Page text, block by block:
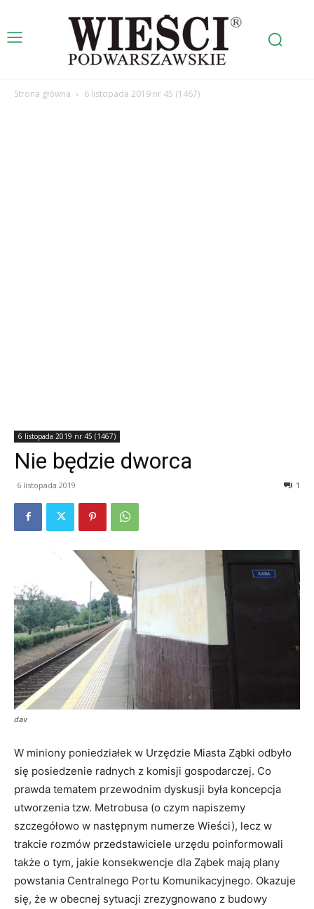
Strona główna 6 listopada 2019 nr 45 (1467)
6 listopada 2019 nr 45 (1467)
Nie będzie dworca
6 listopada 2019 1
dav
W miniony poniedziałek w Urzędzie Miasta Ząbki odbyło
się posiedzenie radnych z komisji gospodarczej. Co
prawda tematem przewodnim dyskusji była koncepcja
utworzenia tzw. Metrobusa (o czym napiszemy
szczegółowo w następnym numerze Wieści), lecz w
trakcie rozmów przedstawiciele urzędu poinformowali
także o tym, jakie konsekwencje dla Ząbek mają plany
powstania Centralnego Portu Komunikacyjnego. Okazuje
się, że w obecnej sytuacji zrezygnowano z budowy